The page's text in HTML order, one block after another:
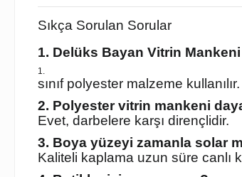
Sıkça Sorulan Sorular
1. Delüks Bayan Vitrin
sınıf polyester malzeme kullanılır.
2. Polyester vitrin mankeni
Evet, darbelere karşı dirençlidir.
3. Boya yüzeyi zamanla solar
Kaliteli kaplama uzun süre canlı